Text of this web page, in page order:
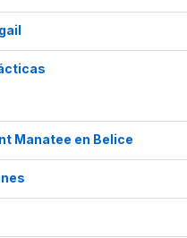
Manatee en Belice